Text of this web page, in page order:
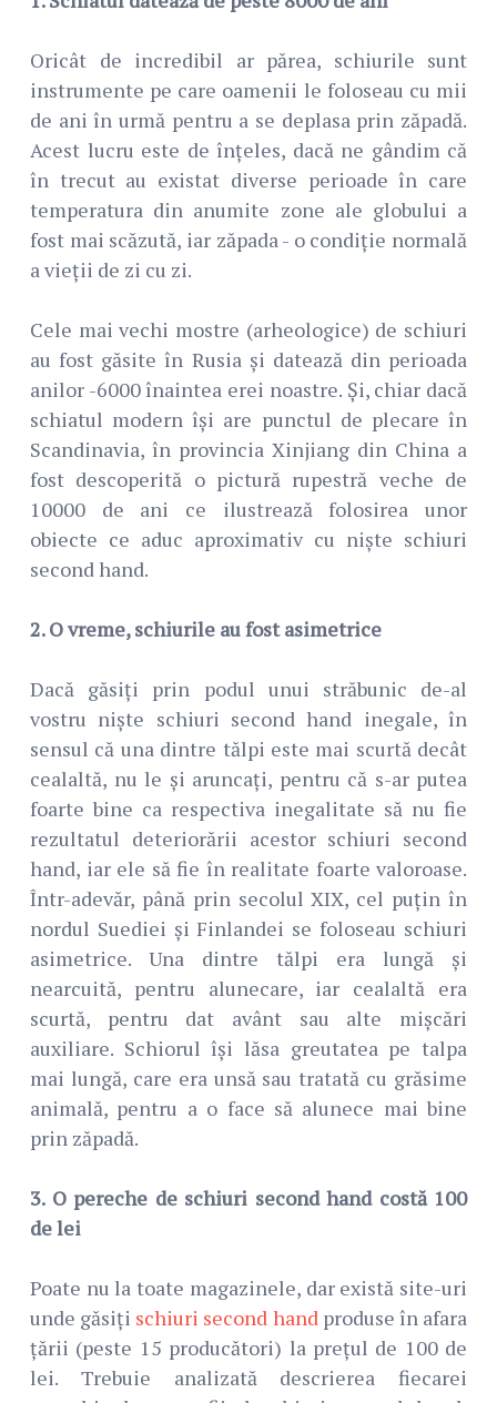
Oricât de incredibil ar părea, schiurile sunt
instrumente pe care oamenii le foloseau cu mii
de ani în urmă pentru a se deplasa prin zăpadă.
Acest lucru este de înțeles, dacă ne gândim că
în trecut au existat diverse perioade în care
temperatura din anumite zone ale globului a
fost mai scăzută, iar zăpada - o condiție normală
a vieții de zi cu zi.
Cele mai vechi mostre (arheologice) de schiuri
au fost găsite în Rusia și datează din perioada
anilor -6000 înaintea erei noastre. Și, chiar dacă
schiatul modern își are punctul de plecare în
Scandinavia, în provincia Xinjiang din China a
fost descoperită o pictură rupestră veche de
10000 de ani ce ilustrează folosirea unor
obiecte ce aduc aproximativ cu niște schiuri
second hand.
2. O vreme, schiurile au fost asimetrice
Dacă găsiți prin podul unui străbunic de-al
vostru niște schiuri second hand inegale, în
sensul că una dintre tălpi este mai scurtă decât
cealaltă, nu le și aruncați, pentru că s-ar putea
foarte bine ca respectiva inegalitate să nu fie
rezultatul deteriorării acestor schiuri second
hand, iar ele să fie în realitate foarte valoroase.
Într-adevăr, până prin secolul XIX, cel puțin în
nordul Suediei și Finlandei se foloseau schiuri
asimetrice. Una dintre tălpi era lungă și
nearcuită, pentru alunecare, iar cealaltă era
scurtă, pentru dat avânt sau alte mișcări
auxiliare. Schiorul își lăsa greutatea pe talpa
mai lungă, care era unsă sau tratată cu grăsime
animală, pentru a o face să alunece mai bine
prin zăpadă.
3. O pereche de schiuri second hand costă 100
de lei
Poate nu la toate magazinele, dar există site-uri
unde găsiți schiuri second hand produse în afara
țării (peste 15 producători) la prețul de 100 de
lei. Trebuie analizată descrierea fiecarei